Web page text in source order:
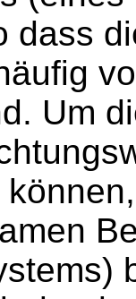
dass
Um